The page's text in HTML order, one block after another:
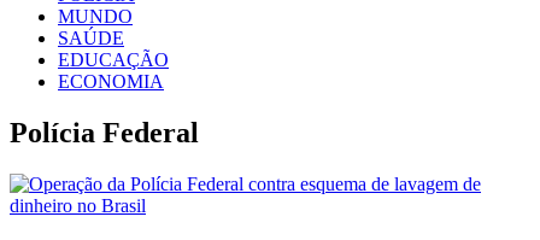
MUNDO
SAÚDE
EDUCAÇÃO
ECONOMIA
Polícia Federal